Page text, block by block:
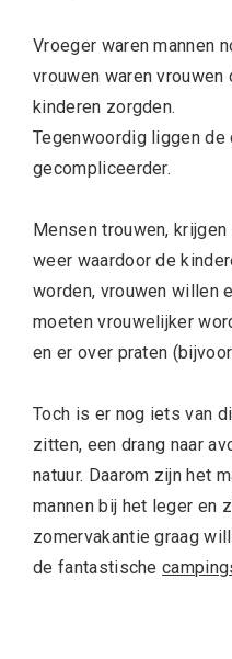
Vroeger waren mannen
vrouwen waren
kinderen zorgden.
Tegenwoordig liggen de
gecompliceerder.
Mensen trouwen,
weer waardoor de
worden, vrouwen willen
moeten vrouwelijker
en er over praten
Toch is er nog iets van
zitten, een drang naar
natuur. Daarom zijn het
mannen bij het leger en
zomervakantie graag
de fantastische